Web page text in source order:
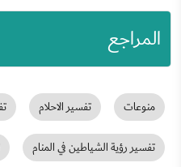
المراجع
منوعات تفسير الاحلام
تفسير رؤية الشياطين في المنام